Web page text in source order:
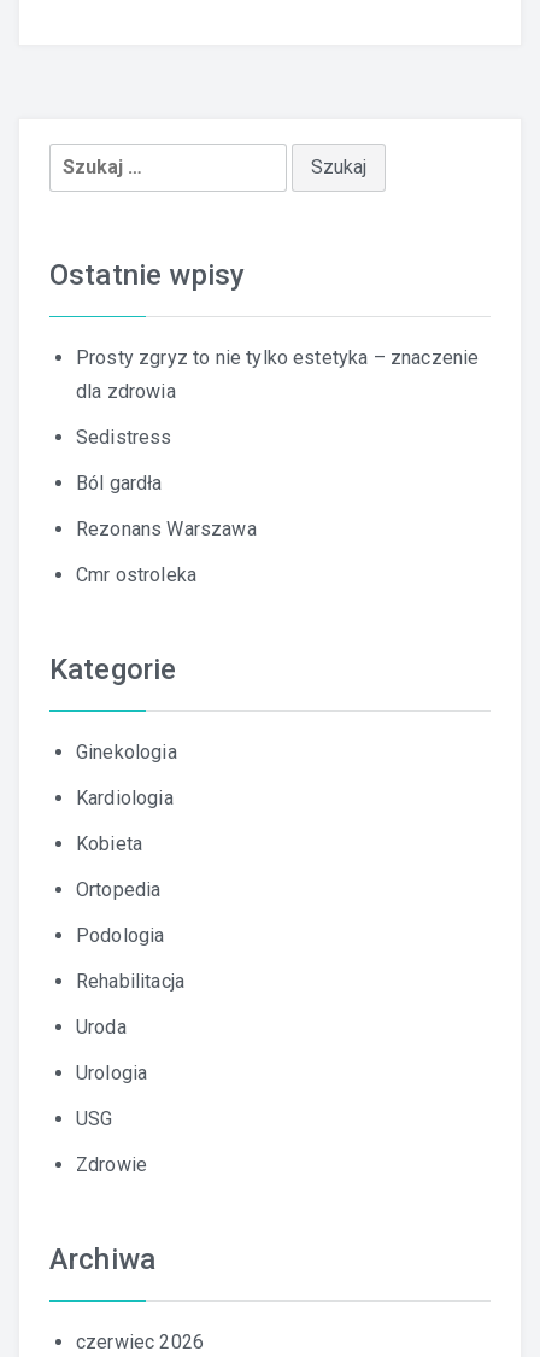
Szukaj:
Ostatnie wpisy
Prosty zgryz to nie tylko estetyka – znaczenie
dla zdrowia
Sedistress
Ból gardła
Rezonans Warszawa
Cmr ostroleka
Kategorie
Ginekologia
Kardiologia
Kobieta
Ortopedia
Podologia
Rehabilitacja
Uroda
Urologia
USG
Zdrowie
Archiwa
czerwiec 2026